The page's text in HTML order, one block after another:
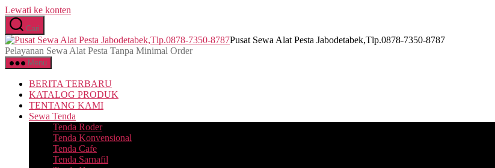
Lewati ke konten
Cari
Pusat Sewa Alat Pesta Jabodetabek,Tlp.0878-7350-8787
Pelayanan Sewa Alat Pesta Tanpa Minimal Order
Menu
BERITA TERBARU
KATALOG PRODUK
TENTANG KAMI
Sewa Tenda
Tenda Roder
Tenda Konvensional
Tenda Cafe
Tenda Sarnafil